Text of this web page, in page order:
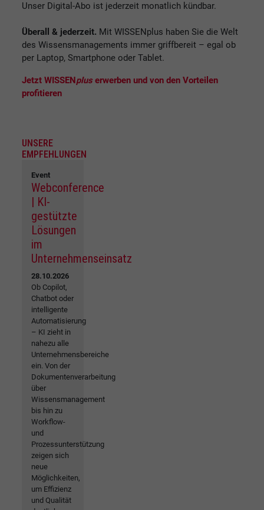
Unser Digital-Abo ist jederzeit monatlich kündbar.
Überall & jederzeit. Mit WISSENplus haben Sie die Welt
des Wissensmanagements immer griffbereit – egal ob
per Laptop, Smartphone oder Tablet.
Jetzt WISSEN plus erwerben und von den Vorteilen
profitieren
UNSERE
EMPFEHLUNGEN
Event
Webconference
| KI-
gestützte
Lösungen
im
Unternehmenseinsatz
28.10.2026
Ob Copilot,
Chatbot oder
intelligente
Automatisierung
– KI zieht in
nahezu alle
Unternehmensbereiche
ein. Von der
Dokumentenverarbeitung
über
Wissensmanagement
bis hin zu
Workflow-
und
Prozessunterstützung
zeigen sich
neue
Möglichkeiten,
um Effizienz
und Qualität